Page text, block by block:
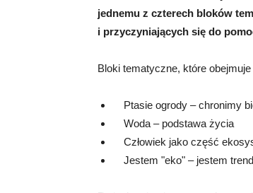
jednemu z czterech bloków
i przyczyniających się do
Bloki tematyczne, które
Ptasie ogrody – chronimy
Woda – podstawa życia
Człowiek jako część
Jestem "eko" – jestem